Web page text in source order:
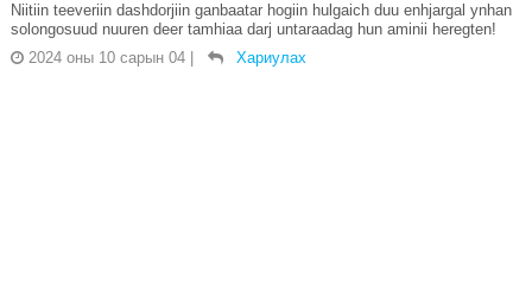
Niitiin teeveriin dashdorjiin ganbaatar hogiin hulgaich duu enhjargal ynhan
solongosuud nuuren deer tamhiaa darj untaraadag hun aminii heregten!
2024 оны 10 сарын 04
Хариулах